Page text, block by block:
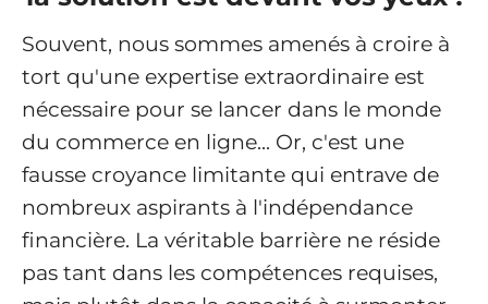
Souvent, nous sommes amenés à croire à
tort qu'une expertise extraordinaire est
nécessaire pour se lancer dans le monde
du commerce en ligne... Or, c'est une
fausse croyance limitante qui entrave de
nombreux aspirants à l'indépendance
financière. La véritable barrière ne réside
pas tant dans les compétences requises,